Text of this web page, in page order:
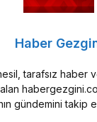
Haber
tarafsız haber
gündemini takip